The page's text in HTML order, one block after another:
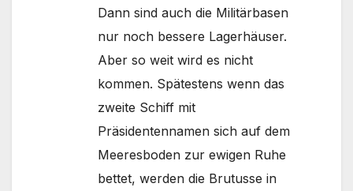
Dann sind auch die Militärbasen
nur noch bessere Lagerhäuser.
Aber so weit wird es nicht
kommen. Spätestens wenn das
zweite Schiff mit
Präsidentennamen sich auf dem
Meeresboden zur ewigen Ruhe
bettet, werden die Brutusse in